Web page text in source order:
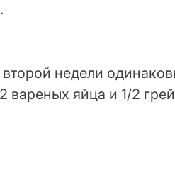
недели
вареных яйца и 1/2